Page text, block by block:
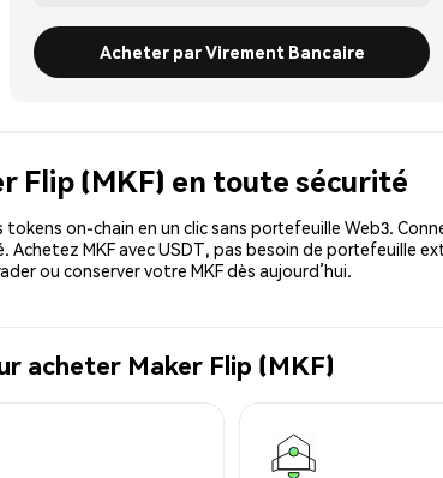
Acheter par Virement Bancaire
Flip (MKF) en toute sécurité
on-chain en un clic sans portefeuille Web3.
MKF avec USDT, pas besoin de portefeuille
ou conserver votre MKF dès aujourd’hui.
acheter Maker Flip (MKF)